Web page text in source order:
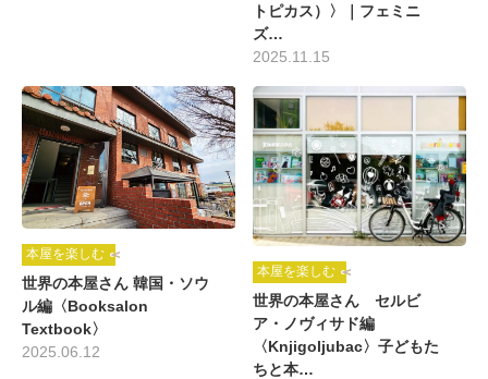
トピカス）〉｜フェミニ
ズ…
2025.11.15
本屋を楽しむ
世界の本屋さん 韓国・ソウ
ル編〈Booksalon
Textbook〉
2025.06.12
本屋を楽しむ
世界の本屋さん セルビ
ア・ノヴィサド編
〈Knjigoljubac〉子どもた
ちと本…